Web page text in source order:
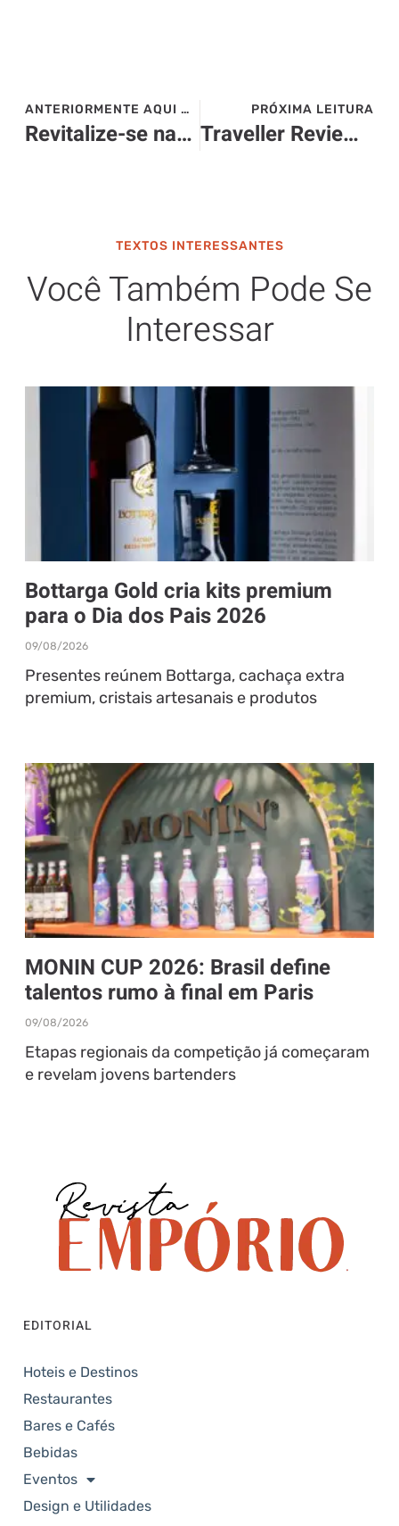
ANTERIORMENTE AQUI NO SITE>>>
Revitalize-se nas Montanhas: Carnaval 2024 em São Bento do Sapucaí
PRÓXIMA LEITURA
Traveller Review Award 2024: BA’RA Hotel conquista prêmio
TEXTOS INTERESSANTES
Você Também Pode Se
Interessar
Bottarga Gold cria kits premium
para o Dia dos Pais 2026
09/08/2026
Presentes reúnem Bottarga, cachaça extra
premium, cristais artesanais e produtos
MONIN CUP 2026: Brasil define
talentos rumo à final em Paris
09/08/2026
Etapas regionais da competição já começaram
e revelam jovens bartenders
EDITORIAL
Hoteis e Destinos
Restaurantes
Bares e Cafés
Bebidas
Eventos
Design e Utilidades